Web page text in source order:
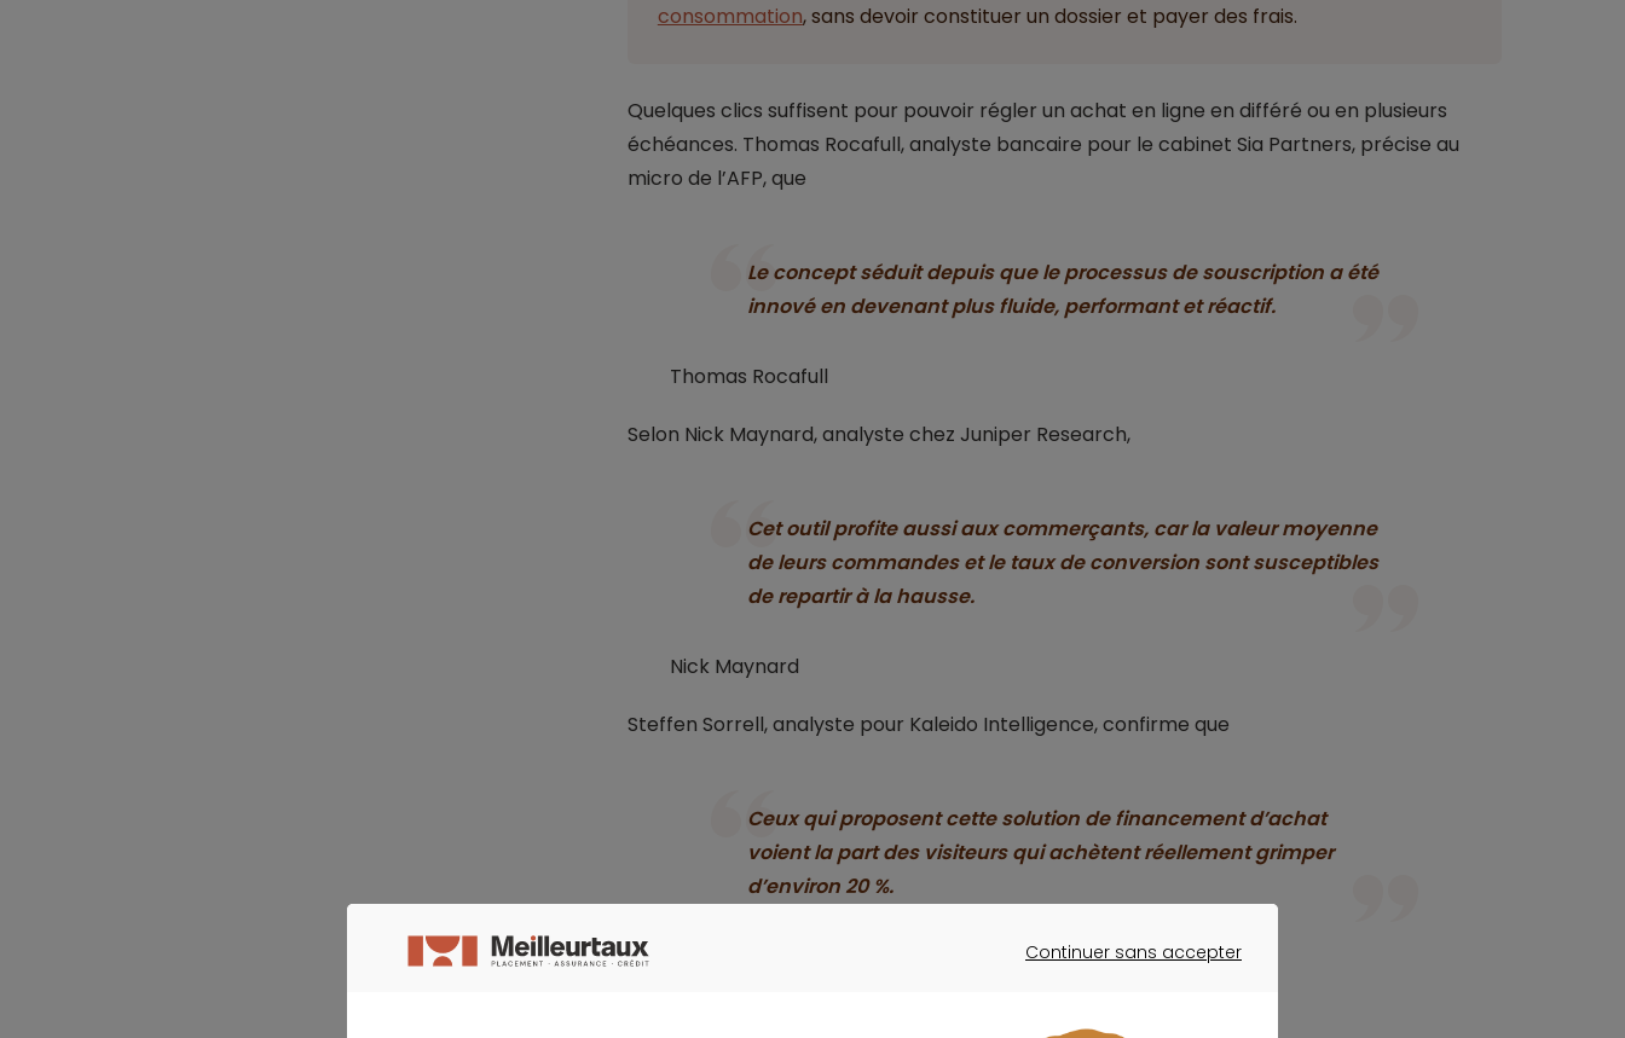
consommation, sans devoir constituer un dossier et payer des frais.
Quelques clics suffisent pour pouvoir régler un achat en ligne en différé ou en plusieurs
échéances. Thomas Rocafull, analyste bancaire pour le cabinet Sia Partners, précise au
micro de l’AFP, que
Le concept séduit depuis que le processus de souscription a été
innové en devenant plus fluide, performant et réactif.
Thomas Rocafull
Selon Nick Maynard, analyste chez Juniper Research,
Cet outil profite aussi aux commerçants, car la valeur moyenne
de leurs commandes et le taux de conversion sont susceptibles
de repartir à la hausse.
Nick Maynard
Steffen Sorrell, analyste pour Kaleido Intelligence, confirme que
Ceux qui proposent cette solution de financement d’achat
voient la part des visiteurs qui achètent réellement grimper
d’environ 20 %.
Continuer sans accepter